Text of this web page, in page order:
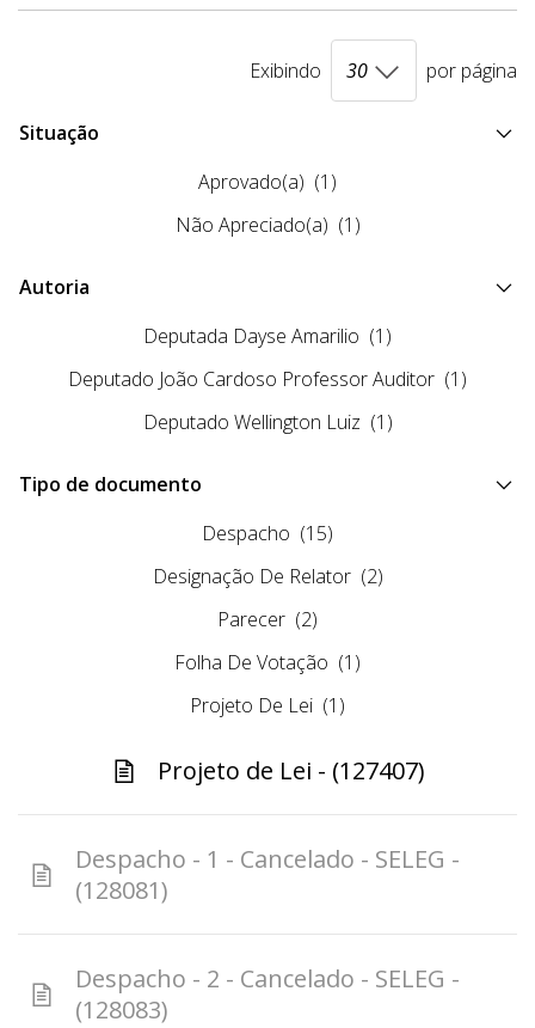
Exibindo por página
Situação
Aprovado(a) (1)
Não Apreciado(a) (1)
Autoria
Deputada Dayse Amarilio (1)
Deputado João Cardoso Professor Auditor (1)
Deputado Wellington Luiz (1)
Tipo de documento
Despacho (15)
Designação De Relator (2)
Parecer (2)
Folha De Votação (1)
Projeto De Lei (1)
Projeto de Lei - (127407)
Despacho - 1 - Cancelado - SELEG -
(128081)
Despacho - 2 - Cancelado - SELEG -
(128083)